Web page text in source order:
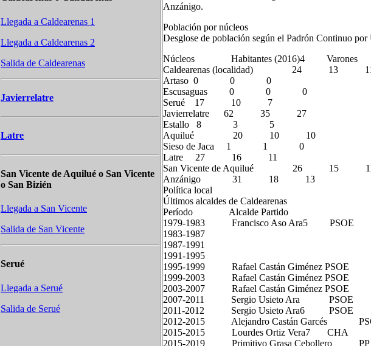
Llegada a Caldearenas 1
Llegada a Caldearenas 2
Salida de Caldearenas
Javierrelatre
Latre
San Vicente de Aquilué o San Vicente
o San Bizién
Llegada a San Vicente
Salida de San Vicente
Serué
Llegada a Serué
Salida de Serué
Anzánigo.
Población por núcleos
Desglose de población según el Padrón Continuo
Núcleos Habitantes (2016)4​
Caldearenas (localidad) 24 13
Artaso 0 0 0
Escusaguas 0 0 0
Serué 17 10 7
Javierrelatre 62 35 27
Estallo 8 3 5
Aquilué 20 10 10
Sieso de Jaca 1 1 0
Latre 27 16 11
San Vicente de Aquilué 26 15
Anzánigo 31 18 13
Política local
Últimos alcaldes de Caldearenas
Período Alcalde Partido
1979-1983 Francisco Aso Ara5​ PSOE
1983-1987
1987-1991
1991-1995
1995-1999 Rafael Castán Giménez PSOE
1999-2003 Rafael Castán Giménez PSOE
2003-2007 Rafael Castán Giménez PSOE
2007-2011 Sergio Usieto Ara PSOE
2011-2012 Sergio Usieto Ara6​ PSOE
2012-2015 Alejandro Castán Garcés
2015-2015 Lourdes Ortiz Vera7​ CHA
2015-2019 Primitivo Grasa Cebollero